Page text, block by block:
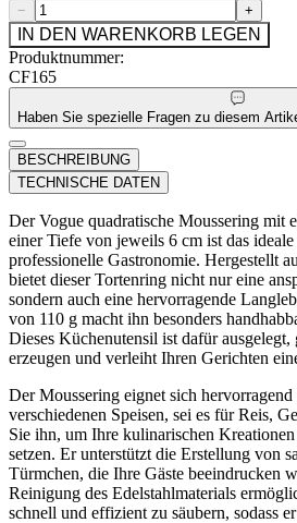
− +
IN DEN WARENKORB LEGEN
Produktnummer:
CF165
Haben Sie spezielle Fragen zu diesem
BESCHREIBUNG
TECHNISCHE DATEN
Der Vogue quadratische Moussering mit
einer Tiefe von jeweils 6 cm ist das
professionelle Gastronomie. Hergestellt
bietet dieser Tortenring nicht nur eine
sondern auch eine hervorragende
von 110 g macht ihn besonders
Dieses Küchenutensil ist dafür
erzeugen und verleiht Ihren Gerichten
Der Moussering eignet sich
verschiedenen Speisen, sei es für Reis,
Sie ihn, um Ihre kulinarischen
setzen. Er unterstützt die Erstellung von
Türmchen, die Ihre Gäste beeindrucken
Reinigung des Edelstahlmaterials
schnell und effizient zu säubern, sodass